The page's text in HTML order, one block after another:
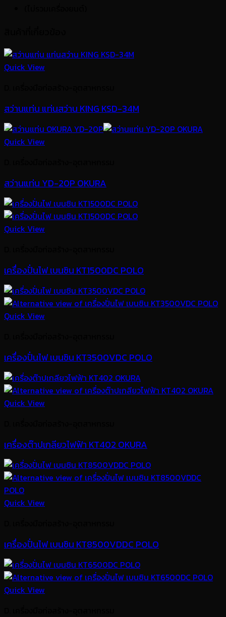
Quick View
สว่านแท่น แท่นสว่าน KING KSD-34M
Quick View
สว่านแท่น YD-20P OKURA
Quick View
เครื่องปั่นไฟ เบนซิน KT1500DC POLO
Quick View
เครื่องปั่นไฟ เบนซิน KT3500VDC POLO
Quick View
เครื่องต๊าปเกลียวไฟฟ้า KT402 OKURA
Quick View
เครื่องปั่นไฟ เบนซิน KT8500VDDC POLO
Quick View